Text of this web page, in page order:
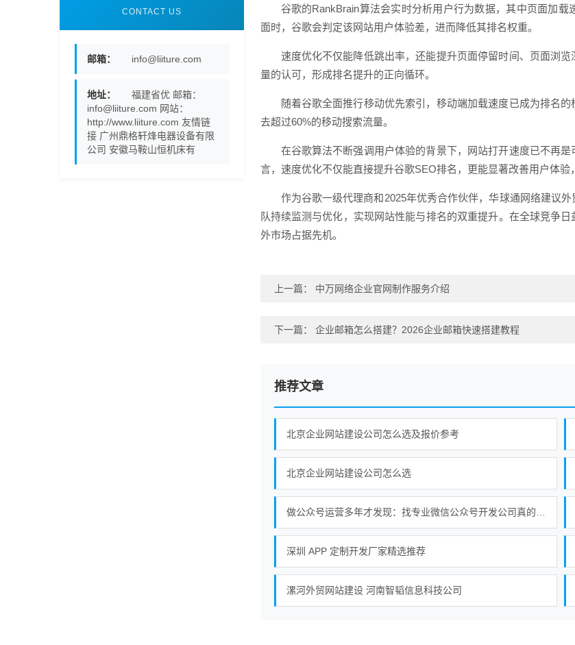
CONTACT US
邮箱： info@liiture.com
地址：
福建省优 邮箱：
info@liiture.com 网站：
http://www.liiture.com 友情链
接 广州鼎格轩烽电器设备有限
公司 安徽马鞍山恒机床有
谷歌的RankBrain算法会实时分析用户行为数据，其中页面加
面时，谷歌会判定该网站用户体验差，进而降低其排名权重。
速度优化不仅能降低跳出率，还能提升页面停留时间、页面浏
量的认可，形成排名提升的正向循环。
随着谷歌全面推行移动优先索引，移动端加载速度已成为排名
去超过60%的移动搜索流量。
在谷歌算法不断强调用户体验的背景下，网站打开速度已不再
言，速度优化不仅能直接提升谷歌SEO排名，更能显著改善用户体验
作为谷歌一级代理商和2025年优秀合作伙伴，华球通网络建议
队持续监测与优化，实现网站性能与排名的双重提升。在全球竞争
外市场占据先机。
上一篇： 中万网络企业官网制作服务介绍
下一篇： 企业邮箱怎么搭建？2026企业邮箱快速搭建教程
推荐文章
北京企业网站建设公司怎么选及报价参考
北京企业网站建设公司怎么选
深圳 APP 定制开发厂家精选推荐
漯河外贸网站建设 河南智韬信息科技公司